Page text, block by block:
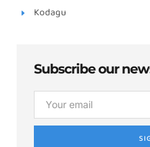
Kodagu
Subscribe our